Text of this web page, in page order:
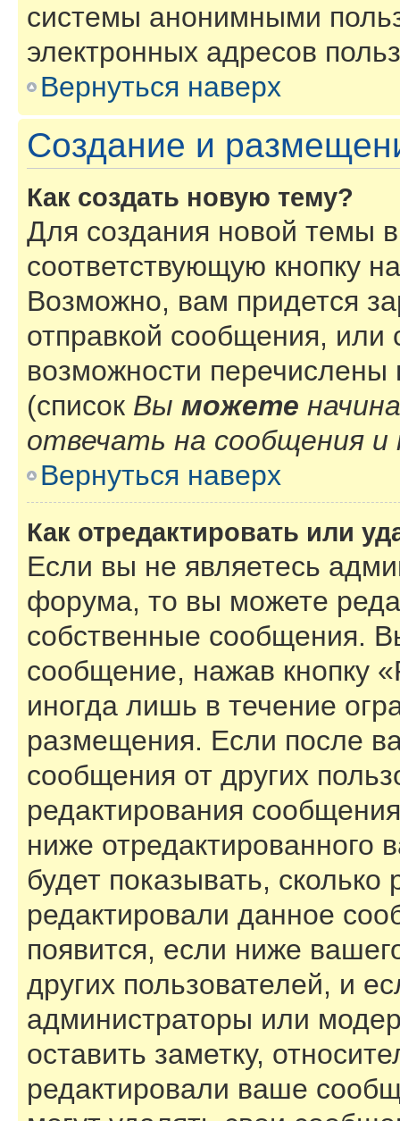
системы анонимными
электронных адресов
Вернуться наверх
Создание и
Как создать новую тему?
Для создания новой темы
соответствующую кнопку
Возможно, вам придется
отправкой сообщения,
возможности
(список Вы можете
отвечать на сообщения
Вернуться наверх
Как отредактировать или
Если вы не являетесь
форума, то вы можете
собственные сообщения.
сообщение, нажав кнопку
иногда лишь в течение
размещения. Если после
сообщения от других
редактирования
ниже
будет показывать,
редактировали данное
появится, если ниже
других пользователей, и
администраторы или
оставить заметку,
редактировали ваше